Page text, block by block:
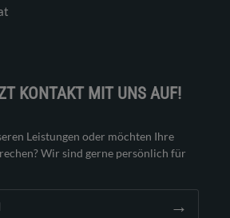
KONTAKT MIT UNS AUF!
Leistungen oder möchten Ihre
Wir sind gerne persönlich für
→